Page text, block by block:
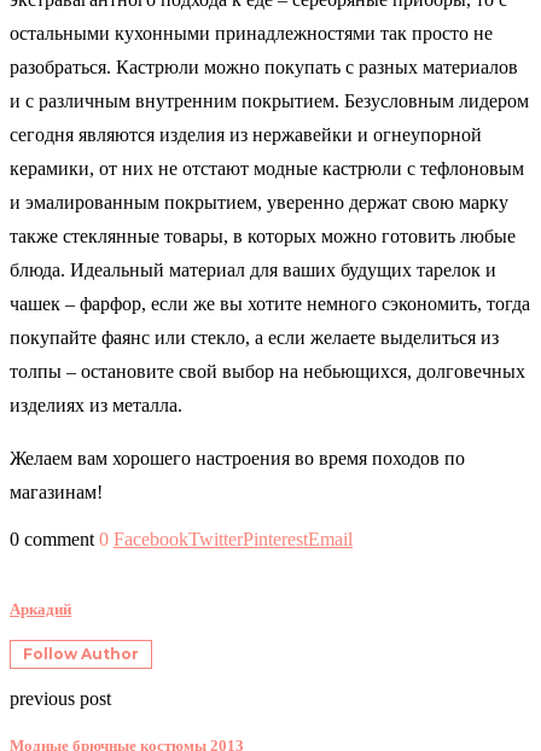
остальными кухонными принадлежностями так просто не
разобраться. Кастрюли можно покупать с разных материалов
и с различным внутренним покрытием. Безусловным лидером
сегодня являются изделия из нержавейки и огнеупорной
керамики, от них не отстают модные кастрюли с тефлоновым
и эмалированным покрытием, уверенно держат свою марку
также стеклянные товары, в которых можно готовить любые
блюда. Идеальный материал для ваших будущих тарелок и
чашек – фарфор, если же вы хотите немного сэкономить, тогда
покупайте фаянс или стекло, а если желаете выделиться из
толпы – остановите свой выбор на небьющихся, долговечных
изделиях из металла.
Желаем вам хорошего настроения во время походов по
магазинам!
0 comment 0 FacebookTwitterPinterestEmail
Аркадий
Follow Author
previous post
Модные брючные костюмы 2013